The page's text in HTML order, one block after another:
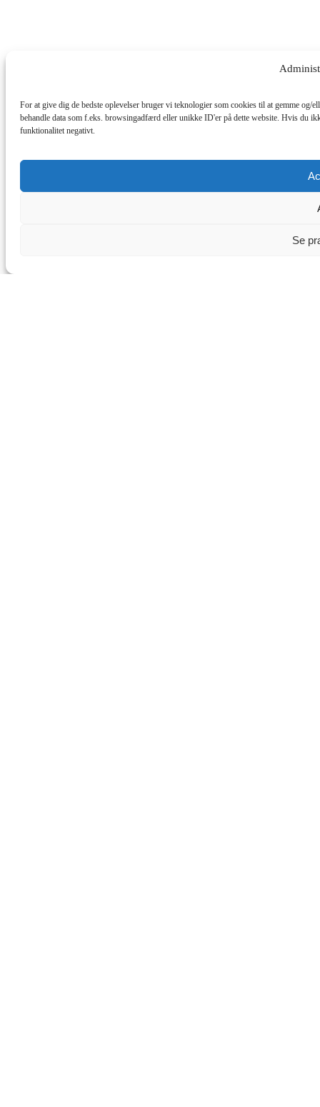
For at give dig de bedste oplevelser bruger vi teknologier som cookies til at gemme
behandle data som f.eks. browsingadfærd eller unikke ID'er på dette website. Hvis du
funktionalitet negativt.
Se